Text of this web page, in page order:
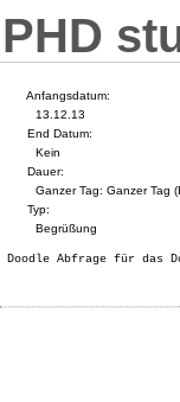
PHD
Anfangsdatum:
13.12.13
End Datum:
Kein
Dauer:
Ganzer Tag: Ganzer Tag
Typ:
Begrüßung
Doodle Abfrage für das